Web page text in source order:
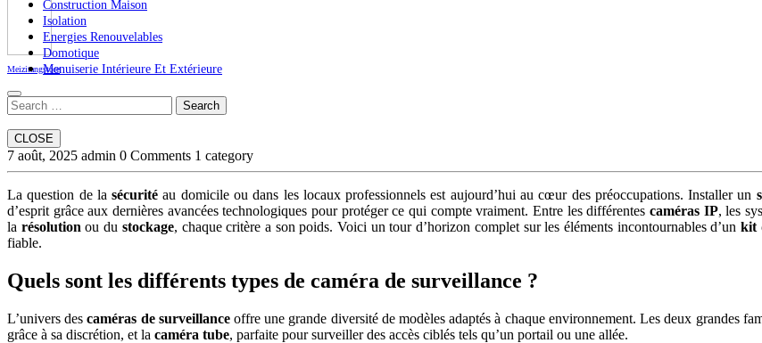
Meizitangstore
Construction Maison
Isolation
Energies Renouvelables
Domotique
Menuiserie Intérieure Et Extérieure
Close
Button
Search
CLOSE
7 août, 2025 admin 0 Comments 1 category
La question de lasécurité au domicile ou dans les locaux professionnels est aujourd’hui au cœur des préoccupations. Installer un
d’esprit grâce aux dernières avancées technologiques pour protéger ce qui compte vraiment. Entre les différentes caméras IP, les
la résolution ou du stockage, chaque critère a son poids. Voici un tour d’horizon complet sur les éléments incontournables d’unkit
fiable.
Quels sont les différents types de caméra de surveillance ?
L’univers descaméras de surveillanceoffre une grande diversité de modèles adaptés à chaque environnement. Les deux grandes
grâce à sa discrétion, et la caméra tube, parfaite pour surveiller des accès ciblés tels qu’un portail ou une allée.